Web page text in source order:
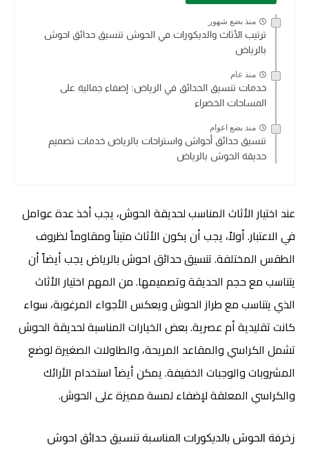
منذ بضع شهور
ترتيب الأثاث والديكورات في الحوش تنسيق حدائق احوش
بالرياض
منذ عام
خدمات تنسيق الحدائق في الرياض: إضفاء جمالية على
المساحات الخضراء
منذ بضع اعوام
تنسيق حدائق أحواش واستراحات بالرياض خدمات تصميم
حديقة الحوش بالرياض
عند اختيار الأثاث المناسب لحديقة الحوش، يجب أخذ عدة عوامل
في الاعتبار. أولاً، يجب أن يكون الأثاث متيناً ومقاوماً لظروف
الطقس المختلفة. تنسيق حدائق احوش بالرياض يجب أيضاً أن
يتناسب مع حجم الحديقة وتصميمها. من المهم اختيار الأثاث
الذي يتناسب مع طراز الحوش ويعكس الأجواء المرغوبة، سواء
كانت تقليدية أم عصرية. بعض الخيارات المناسبة لحديقة الحوش
تشمل الكراسي والمقاعد المريحة، والطاولات الصغيرة لوضع
المشروبات والوجبات الخفيفة. يمكن أيضاً استخدام الأرائك
والكراسي المعلقة لإضفاء لمسة مميزة على الحوش.
زخرفة الحوش بالديكورات المناسبة تنسيق حدائق احوش